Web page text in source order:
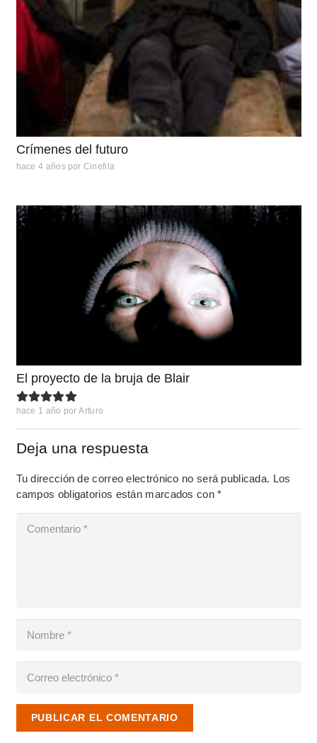
Crímenes del futuro
hace 4 años por Cinefila
El proyecto de la bruja de Blair
hace 1 año por Arturo
Deja una respuesta
Tu dirección de correo electrónico no será publicada. Los
campos obligatorios están marcados con*
PUBLICAR EL COMENTARIO